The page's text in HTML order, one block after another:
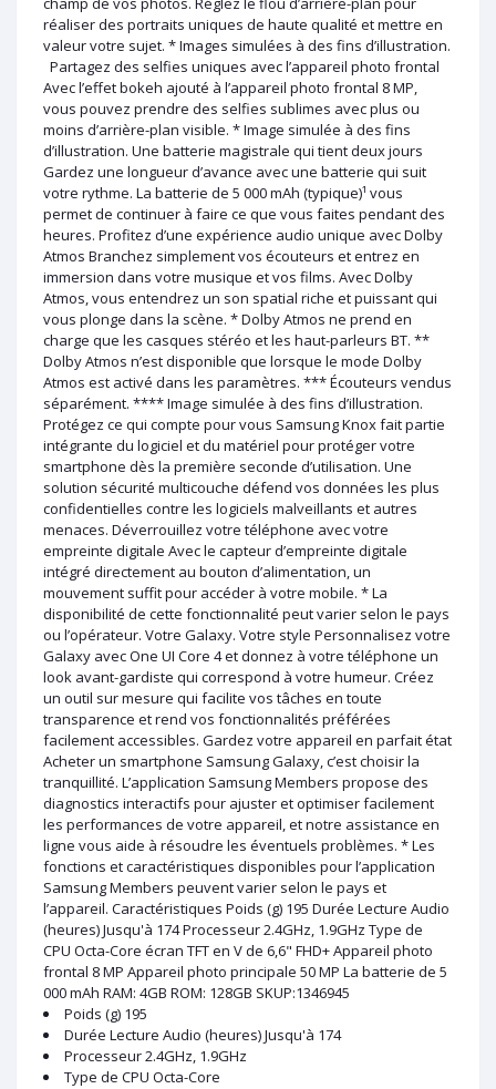
réaliser des portraits uniques de haute qualité et mettre en
valeur votre sujet. * Images simulées à des fins d’illustration.
Partagez des selfies uniques avec l’appareil photo frontal
Avec l’effet bokeh ajouté à l’appareil photo frontal 8 MP,
vous pouvez prendre des selfies sublimes avec plus ou
moins d’arrière-plan visible. * Image simulée à des fins
d’illustration. Une batterie magistrale qui tient deux jours
Gardez une longueur d’avance avec une batterie qui suit
votre rythme. La batterie de 5 000 mAh (typique)¹ vous
permet de continuer à faire ce que vous faites pendant des
heures. Profitez d’une expérience audio unique avec Dolby
Atmos Branchez simplement vos écouteurs et entrez en
immersion dans votre musique et vos films. Avec Dolby
Atmos, vous entendrez un son spatial riche et puissant qui
vous plonge dans la scène. * Dolby Atmos ne prend en
charge que les casques stéréo et les haut-parleurs BT. **
Dolby Atmos n’est disponible que lorsque le mode Dolby
Atmos est activé dans les paramètres. *** Écouteurs vendus
séparément. **** Image simulée à des fins d’illustration.
Protégez ce qui compte pour vous Samsung Knox fait partie
intégrante du logiciel et du matériel pour protéger votre
smartphone dès la première seconde d’utilisation. Une
solution sécurité multicouche défend vos données les plus
confidentielles contre les logiciels malveillants et autres
menaces. Déverrouillez votre téléphone avec votre
empreinte digitale Avec le capteur d’empreinte digitale
intégré directement au bouton d’alimentation, un
mouvement suffit pour accéder à votre mobile. * La
disponibilité de cette fonctionnalité peut varier selon le pays
ou l’opérateur. Votre Galaxy. Votre style Personnalisez votre
Galaxy avec One UI Core 4 et donnez à votre téléphone un
look avant-gardiste qui correspond à votre humeur. Créez
un outil sur mesure qui facilite vos tâches en toute
transparence et rend vos fonctionnalités préférées
facilement accessibles. Gardez votre appareil en parfait état
Acheter un smartphone Samsung Galaxy, c’est choisir la
tranquillité. L’application Samsung Members propose des
diagnostics interactifs pour ajuster et optimiser facilement
les performances de votre appareil, et notre assistance en
ligne vous aide à résoudre les éventuels problèmes. * Les
fonctions et caractéristiques disponibles pour l’application
Samsung Members peuvent varier selon le pays et
l’appareil. Caractéristiques Poids (g) 195 Durée Lecture Audio
(heures) Jusqu'à 174 Processeur 2.4GHz, 1.9GHz Type de
CPU Octa-Core écran TFT en V de 6,6" FHD+ Appareil photo
frontal 8 MP Appareil photo principale 50 MP La batterie de 5
000 mAh RAM: 4GB ROM: 128GB SKUP:1346945
Poids (g) 195
Durée Lecture Audio (heures) Jusqu'à 174
Processeur 2.4GHz, 1.9GHz
Type de CPU Octa-Core